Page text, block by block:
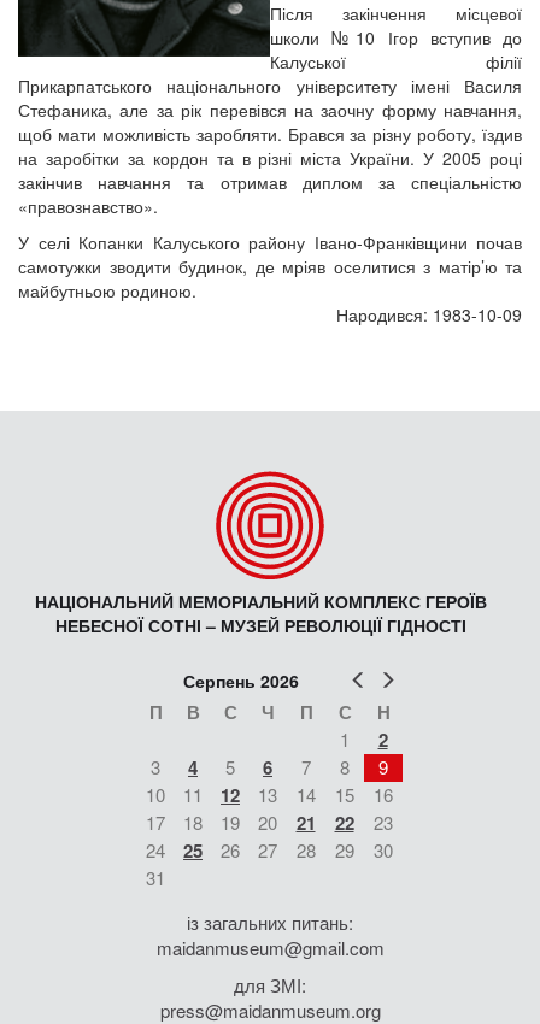
Після закінчення місцевої
школи №10 Ігор вступив до
Калуської філії
Прикарпатського національного університету імені Василя
Стефаника, але за рік перевівся на заочну форму навчання,
щоб мати можливість заробляти. Брався за різну роботу, їздив
на заробітки за кордон та в різні міста України. У 2005 році
закінчив навчання та отримав диплом за спеціальністю
«правознавство».
У селі Копанки Калуського району Івано-Франківщини почав
самотужки зводити будинок, де мріяв оселитися з матір’ю та
майбутньою родиною.
Народився: 1983-10-09
НАЦІОНАЛЬНИЙ МЕМОРІАЛЬНИЙ КОМПЛЕКС ГЕРОЇВ
НЕБЕСНОЇ СОТНІ – МУЗЕЙ РЕВОЛЮЦІЇ ГІДНОСТІ
Попер
Серпень 2026
П В С Ч П С Н
1 2
3 4 5 6 7 8
9
10
11 12 13 14 15
16
17
18 19 20 21 22
23
24
25 26 27 28 29
30
31
із загальних питань:
maidanmuseum@gmail.com
для ЗМІ:
press@maidanmuseum.org